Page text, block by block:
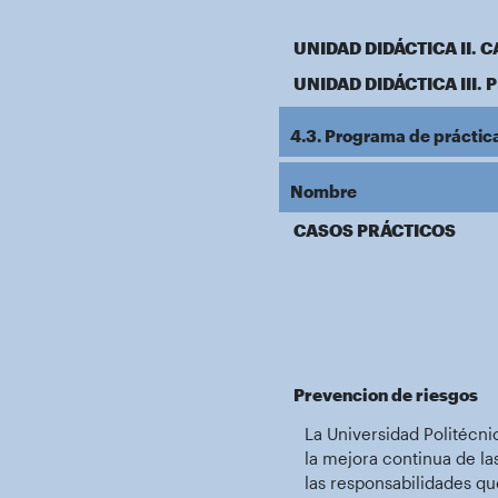
UNIDAD DIDÁCTICA II.
UNIDAD DIDÁCTICA III.
4.3. Programa de
Nombre
CASOS PRÁCTICOS
Prevencion de riesgos
La Universidad
la mejora continua de
las responsabilidades